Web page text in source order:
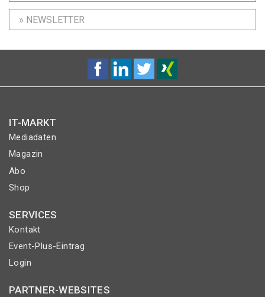
» NEWSLETTER
IT-MARKT
Mediadaten
Magazin
Abo
Shop
SERVICES
Kontakt
Event-Plus-Eintrag
Login
PARTNER-WEBSITES